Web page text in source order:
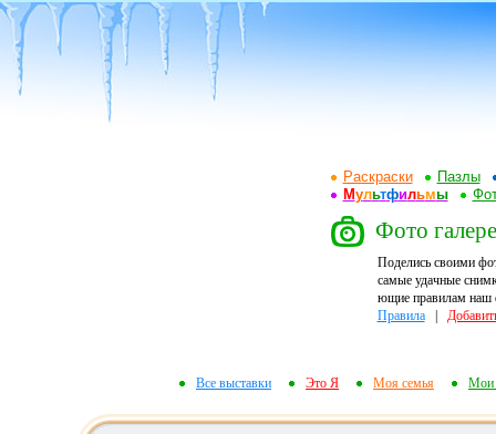
Раскраски
Пазлы
Мультфильмы
Фото
Поделись своими
самые удачные
ющие правилам наш
Правила|
Все выставки Это Я Моя семья Мои